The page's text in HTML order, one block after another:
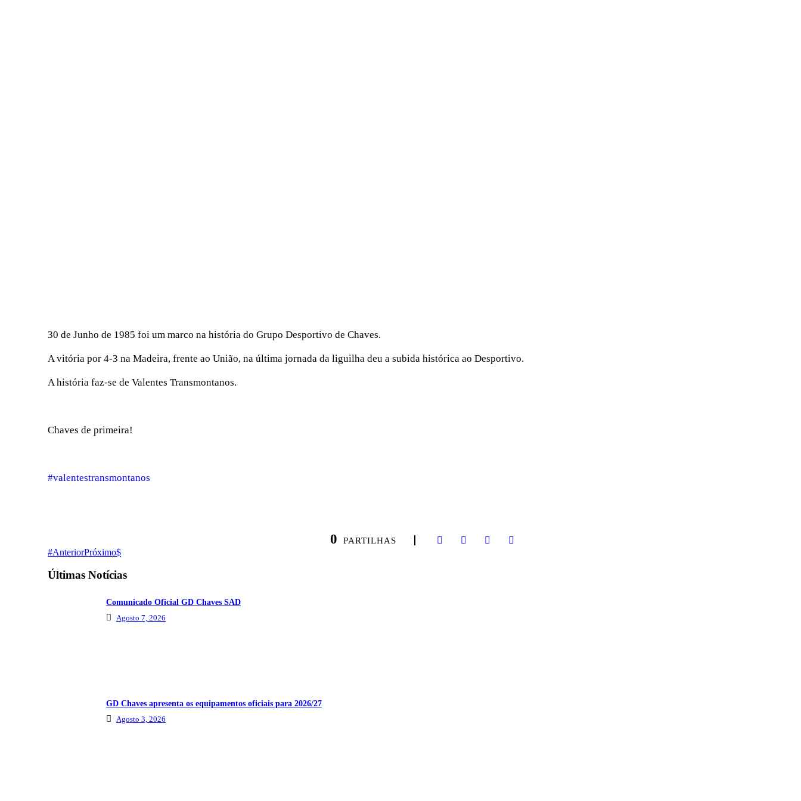
30 de Junho de 1985 foi um marco na história do Grupo Desportivo de Chaves.
A vitória por 4-3 na Madeira, frente ao União, na última jornada da liguilha deu a subida histórica ao Desportivo.
A história faz-se de Valentes Transmontanos.
Chaves de primeira!
#valentestransmontanos
0 PARTILHAS
AnteriorPróximo
Últimas Notícias
Comunicado Oficial GD Chaves SAD
Agosto 7, 2026
GD Chaves apresenta os equipamentos oficiais para 2026/27
Agosto 3, 2026